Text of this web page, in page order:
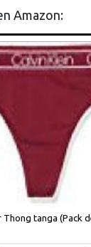
Amazon:
tanga (Pack